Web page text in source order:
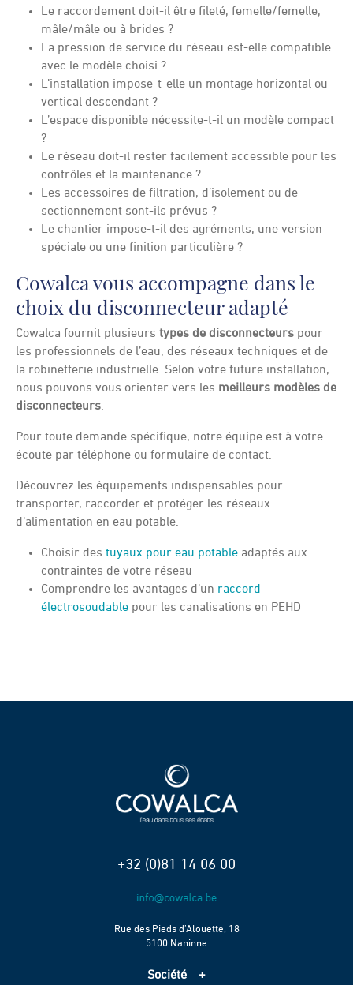
Le raccordement doit-il être fileté, femelle/femelle,
mâle/mâle ou à brides ?
La pression de service du réseau est-elle compatible
avec le modèle choisi ?
L’installation impose-t-elle un montage horizontal ou
vertical descendant ?
L’espace disponible nécessite-t-il un modèle compact
?
Le réseau doit-il rester facilement accessible pour les
contrôles et la maintenance ?
Les accessoires de filtration, d’isolement ou de
sectionnement sont-ils prévus ?
Le chantier impose-t-il des agréments, une version
spéciale ou une finition particulière ?
Cowalca vous accompagne dans le
choix du disconnecteur adapté
Cowalca fournit plusieurs types de disconnecteurs pour
les professionnels de l’eau, des réseaux techniques et de
la robinetterie industrielle. Selon votre future installation,
nous pouvons vous orienter vers les meilleurs modèles de
disconnecteurs.
Pour toute demande spécifique, notre équipe est à votre
écoute par téléphone ou formulaire de contact.
Découvrez les équipements indispensables pour
transporter, raccorder et protéger les réseaux
d’alimentation en eau potable.
Choisir des tuyaux pour eau potable adaptés aux
contraintes de votre réseau
Comprendre les avantages d’un raccord
électrosoudable pour les canalisations en PEHD
+32 (0)81 14 06 00
Rue des Pieds d’Alouette, 18
5100 Naninne
Société